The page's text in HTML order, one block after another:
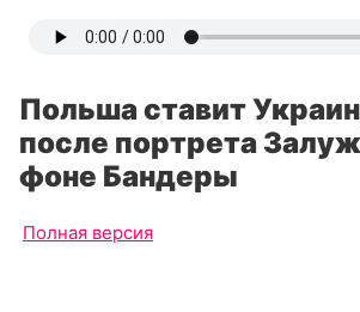
Польша ставит
после портрета
фоне Бандеры
Полная версия